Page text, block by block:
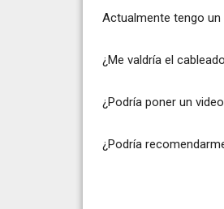
Actualmente tengo
¿Me valdría el
¿Podría poner un
¿Podría